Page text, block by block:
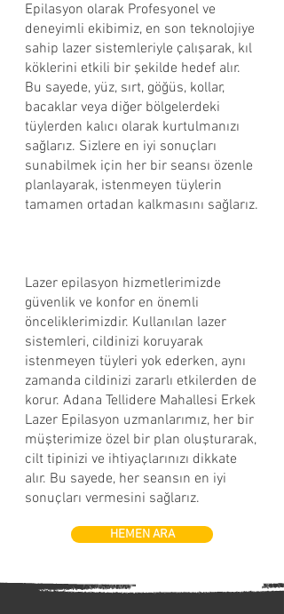
Epilasyon olarak Profesyonel ve
deneyimli ekibimiz, en son teknolojiye
sahip lazer sistemleriyle çalışarak, kıl
köklerini etkili bir şekilde hedef alır.
Bu sayede, yüz, sırt, göğüs, kollar,
bacaklar veya diğer bölgelerdeki
tüylerden kalıcı olarak kurtulmanızı
sağlarız. Sizlere en iyi sonuçları
sunabilmek için her bir seansı özenle
planlayarak, istenmeyen tüylerin
tamamen ortadan kalkmasını sağlarız.​
Lazer epilasyon hizmetlerimizde
güvenlik ve konfor en önemli
önceliklerimizdir. Kullanılan lazer
sistemleri, cildinizi koruyarak
istenmeyen tüyleri yok ederken, aynı
zamanda cildinizi zararlı etkilerden de
korur. Adana Tellidere Mahallesi Erkek
Lazer Epilasyon uzmanlarımız, her bir
müşterimize özel bir plan oluşturarak,
cilt tipinizi ve ihtiyaçlarınızı dikkate
alır. Bu sayede, her seansın en iyi
sonuçları vermesini sağlarız.
HEMEN ARA